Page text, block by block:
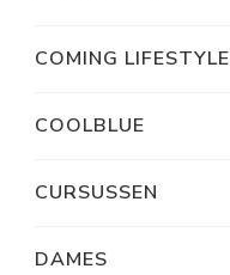
COMING LIFESTYLE
COOLBLUE
CURSUSSEN
DAMES